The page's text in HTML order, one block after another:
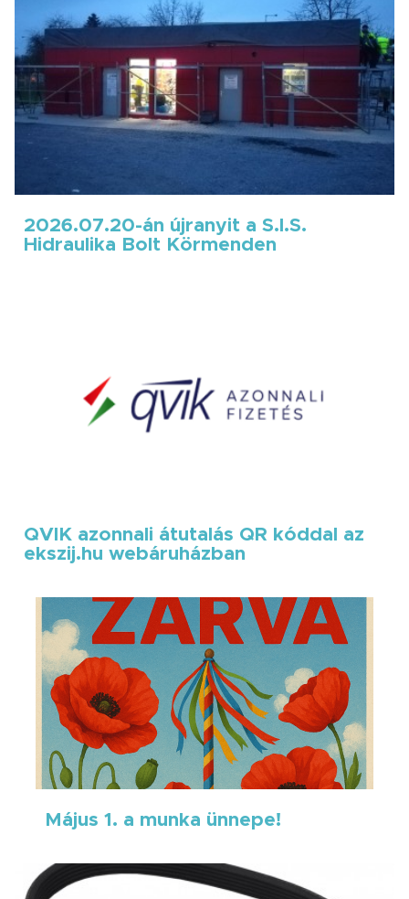
2026.07.20-án újranyit a S.I.S.
Hidraulika Bolt Körmenden
QVIK azonnali átutalás QR kóddal az
ekszij.hu webáruházban
Május 1. a munka ünnepe!